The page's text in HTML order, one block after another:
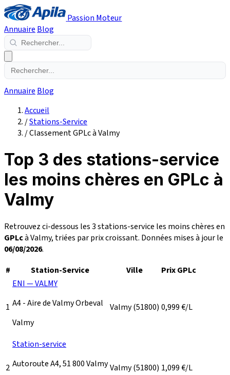
Passion Moteur
Annuaire Blog
Annuaire Blog
Accueil
/Stations-Service
/Classement GPLc à Valmy
Top 3 des stations-service
les moins chères en GPLc à
Valmy
Retrouvez ci-dessous les 3 stations-service les moins chères en
GPLcà Valmy, triées par prix croissant. Données mises à jour le
06/08/2026.
#
Station-Service Ville Prix GPLc
1
ENI — VALMY
A4 - Aire de Valmy Orbeval
Valmy
Valmy(51800) 0,999€/L
2
Station-service
Autoroute A4, 51 800 ValmyValmy(51800) 1,099€/L